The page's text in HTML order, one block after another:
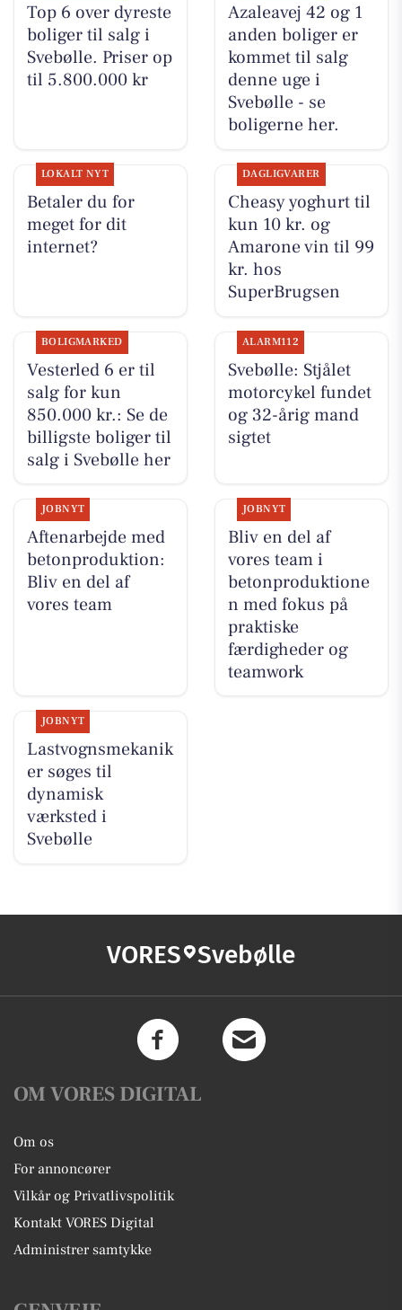
Top 6 over dyreste
boliger til salg i
Svebølle. Priser op
til 5.800.000 kr
Azaleavej 42 og 1
anden boliger er
kommet til salg
denne uge i
Svebølle - se
boligerne her.
LOKALT NYT
Betaler du for
meget for dit
internet?
DAGLIGVARER
Cheasy yoghurt til
kun 10 kr. og
Amarone vin til 99
kr. hos
SuperBrugsen
BOLIGMARKED
Vesterled 6 er til
salg for kun
850.000 kr.: Se de
billigste boliger til
salg i Svebølle her
ALARM112
Svebølle: Stjålet
motorcykel fundet
og 32-årig mand
sigtet
JOBNYT
Aftenarbejde med
betonproduktion:
Bliv en del af
vores team
JOBNYT
Bliv en del af
vores team i
betonproduktione
n med fokus på
praktiske
færdigheder og
teamwork
JOBNYT
Lastvognsmekanik
er søges til
dynamisk
værksted i
Svebølle
VORES Svebølle
OM VORES DIGITAL
Om os
For annoncører
Vilkår og Privatlivspolitik
Kontakt VORES Digital
Administrer samtykke